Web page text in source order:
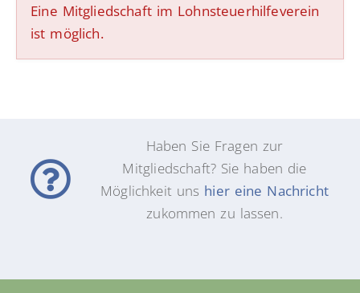
Eine Mitgliedschaft im Lohnsteuerhilfeverein
ist möglich.
Haben Sie Fragen zur
Mitgliedschaft? Sie haben die
Möglichkeit uns hier eine Nachricht
zukommen zu lassen.